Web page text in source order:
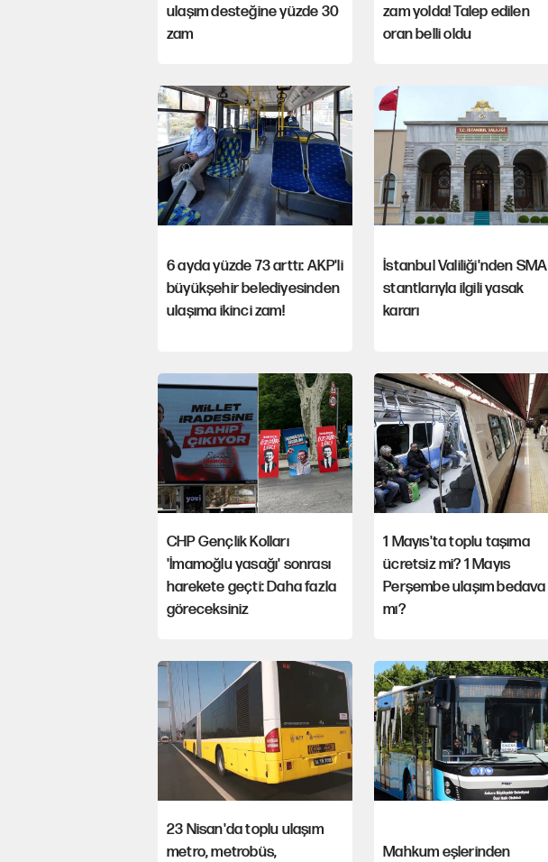
ulaşım desteğine yüzde 30
zam
zam yolda! Talep edilen
oran belli oldu
6 ayda yüzde 73 arttı: AKP'li
büyükşehir belediyesinden
ulaşıma ikinci zam!
İstanbul Valiliği'nden SMA
stantlarıyla ilgili yasak
kararı
CHP Gençlik Kolları
'İmamoğlu yasağı' sonrası
harekete geçti: Daha fazla
göreceksiniz
1 Mayıs'ta toplu taşıma
ücretsiz mi? 1 Mayıs
Perşembe ulaşım bedava
mı?
23 Nisan'da toplu ulaşım
metro, metrobüs,
Mahkum eşlerinden